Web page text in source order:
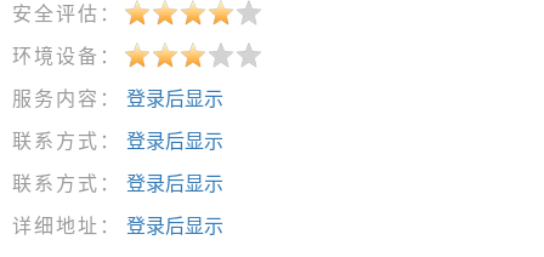
安全评估：
环境设备：
服务内容：
登录后显示
联系方式：
登录后显示
联系方式：
登录后显示
详细地址：
登录后显示